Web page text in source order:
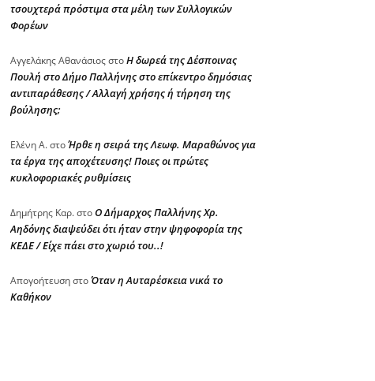
τσουχτερά πρόστιμα στα μέλη των Συλλογικών
Φορέων
Αγγελάκης ΑθανάσιοςστοΗ δωρεά της Δέσποινας
Πουλή στο Δήμο Παλλήνης στο επίκεντρο δημόσιας
αντιπαράθεσης / Αλλαγή χρήσης ή τήρηση της
βούλησης;
Ελένη Α.στοΉρθε η σειρά της Λεωφ. Μαραθώνος για
τα έργα της αποχέτευσης! Ποιες οι πρώτες
κυκλοφοριακές ρυθμίσεις
Δημήτρης Καρ.στοΟ Δήμαρχος Παλλήνης Χρ.
Αηδόνης διαψεύδει ότι ήταν στην ψηφοφορία της
ΚΕΔΕ / Είχε πάει στο χωριό του..!
ΑπογοήτευσηστοΌταν η Αυταρέσκεια νικά το
Καθήκον